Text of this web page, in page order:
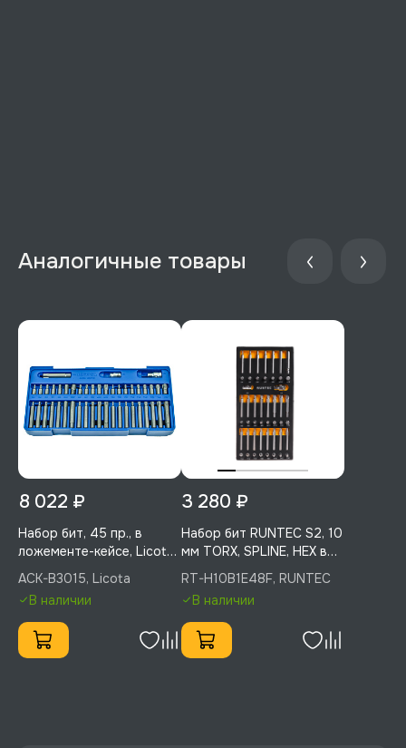
Аналогичные товары
8 022 ₽
Набор бит, 45 пр., в
ложементе-кейсе, Licota,
ACK-B3015
ACK-B3015, Licota
В наличии
3 280 ₽
Набор бит RUNTEC S2, 10
мм TORX, SPLINE, HEX в
ложементе EVA, 48
предметов
RT-H10B1E48F, RUNTEC
В наличии